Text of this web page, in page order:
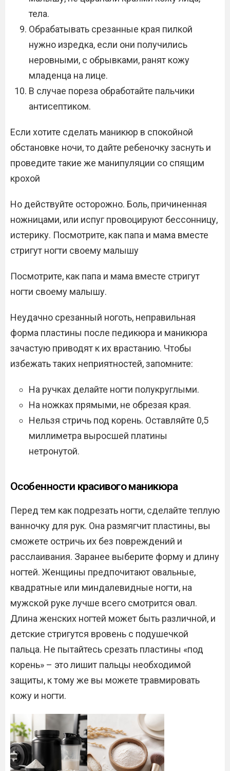
тела.
Обрабатывать срезанные края пилкой
нужно изредка, если они получились
неровными, с обрывками, ранят кожу
младенца на лице.
В случае пореза обработайте пальчики
антисептиком.
Если хотите сделать маникюр в спокойной
обстановке ночи, то дайте ребеночку заснуть и
проведите такие же манипуляции со спящим
крохой
Но действуйте осторожно. Боль, причиненная
ножницами, или испуг провоцируют бессонницу,
истерику. Посмотрите, как папа и мама вместе
стригут ногти своему малышу
Посмотрите, как папа и мама вместе стригут
ногти своему малышу.
Неудачно срезанный ноготь, неправильная
форма пластины после педикюра и маникюра
зачастую приводят к их врастанию. Чтобы
избежать таких неприятностей, запомните:
На ручках делайте ногти полукруглыми.
На ножках прямыми, не обрезая края.
Нельзя стричь под корень. Оставляйте 0,5
миллиметра выросшей платины
нетронутой.
Особенности красивого маникюра
Перед тем как подрезать ногти, сделайте теплую
ванночку для рук. Она размягчит пластины, вы
сможете остричь их без повреждений и
расслаивания. Заранее выберите форму и длину
ногтей. Женщины предпочитают овальные,
квадратные или миндалевидные ногти, на
мужской руке лучше всего смотрится овал.
Длина женских ногтей может быть различной, и
детские стригутся вровень с подушечкой
пальца. Не пытайтесь срезать пластины «под
корень» – это лишит пальцы необходимой
защиты, к тому же вы можете травмировать
кожу и ногти.